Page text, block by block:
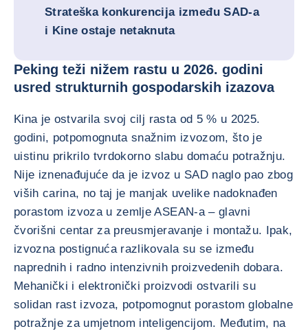
Strateška konkurencija između SAD-a
i Kine ostaje netaknuta
Peking teži nižem rastu u 2026. godini
usred strukturnih gospodarskih izazova
Kina je ostvarila svoj cilj rasta od 5 % u 2025.
godini, potpomognuta snažnim izvozom, što je
uistinu prikrilo tvrdokorno slabu domaću potražnju.
Nije iznenađujuće da je izvoz u SAD naglo pao zbog
viših carina, no taj je manjak uvelike nadoknađen
porastom izvoza u zemlje ASEAN-a – glavni
čvorišni centar za preusmjeravanje i montažu. Ipak,
izvozna postignuća razlikovala su se između
naprednih i radno intenzivnih proizvedenih dobara.
Mehanički i elektronički proizvodi ostvarili su
solidan rast izvoza, potpomognut porastom globalne
potražnje za umjetnom inteligencijom. Međutim, na